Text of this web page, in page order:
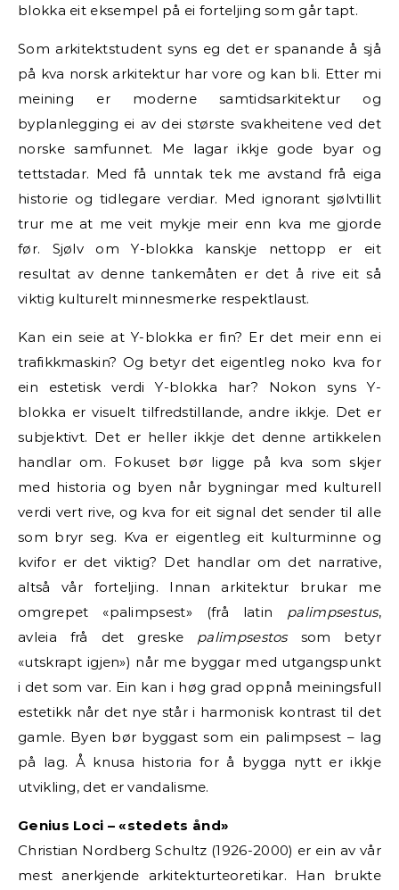
blokka eit eksempel på ei forteljing som går tapt.
Som arkitektstudent syns eg det er spanande å sjå
på kva norsk arkitektur har vore og kan bli. Etter mi
meining er moderne samtidsarkitektur og
byplanlegging ei av dei største svakheitene ved det
norske samfunnet. Me lagar ikkje gode byar og
tettstadar. Med få unntak tek me avstand frå eiga
historie og tidlegare verdiar. Med ignorant sjølvtillit
trur me at me veit mykje meir enn kva me gjorde
før. Sjølv om Y-blokka kanskje nettopp er eit
resultat av denne tankemåten er det å rive eit så
viktig kulturelt minnesmerke respektlaust.
Kan ein seie at Y-blokka er fin? Er det meir enn ei
trafikkmaskin? Og betyr det eigentleg noko kva for
ein estetisk verdi Y-blokka har? Nokon syns Y-
blokka er visuelt tilfredstillande, andre ikkje. Det er
subjektivt. Det er heller ikkje det denne artikkelen
handlar om. Fokuset bør ligge på kva som skjer
med historia og byen når bygningar med kulturell
verdi vert rive, og kva for eit signal det sender til alle
som bryr seg. Kva er eigentleg eit kulturminne og
kvifor er det viktig? Det handlar om det narrative,
altså vår forteljing. Innan arkitektur brukar me
omgrepet «palimpsest» (frå latin palimpsestus,
avleia frå det greske palimpsestossom betyr
«utskrapt igjen») når me byggar med utgangspunkt
i det som var. Ein kan i høg grad oppnå meiningsfull
estetikk når det nye står i harmonisk kontrast til det
gamle. Byen bør byggast som ein palimpsest – lag
på lag. Å knusa historia for å bygga nytt er ikkje
utvikling, det er vandalisme.
Genius Loci –«stedets ånd»
Christian Nordberg Schultz (1926-2000) er ein av vår
mest anerkjende arkitekturteoretikar. Han brukte